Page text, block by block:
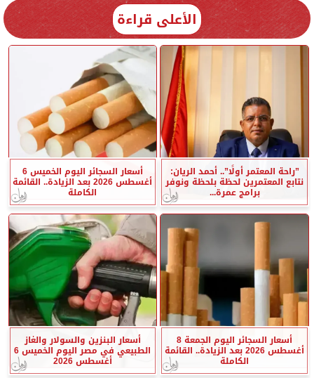
الأعلى قراءة
”راحة المعتمر أولًا”.. أحمد الريان:
نتابع المعتمرين لحظة بلحظة ونوفر
برامج عمرة...
أسعار السجائر اليوم الخميس 6
أغسطس 2026 بعد الزيادة.. القائمة
الكاملة
أسعار السجائر اليوم الجمعة 8
أغسطس 2026 بعد الزيادة.. القائمة
الكاملة
أسعار البنزين والسولار والغاز
الطبيعي في مصر اليوم الخميس 6
أغسطس 2026